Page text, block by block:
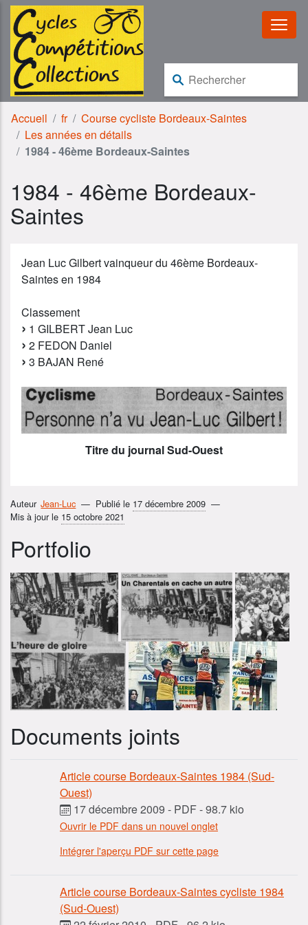
Aller au contenu
Aller à la navigation
Rechercher :
Accueil fr
Course cycliste Bordeaux-Saintes
Les années en détails
1984 - 46ème Bordeaux-Saintes
1984 - 46ème Bordeaux-
Saintes
Jean Luc Gilbert vainqueur du 46ème Bordeaux-
Saintes en 1984
Classement
1 GILBERT Jean Luc
2 FEDON Daniel
3 BAJAN René
Titre du journal Sud-Ouest
Auteur Jean-Luc Publié le 17 décembre 2009
Mis à jour le 15 octobre 2021
Portfolio
Documents joints
Article course Bordeaux-Saintes 1984 (Sud-
Ouest)
17 décembre 2009 - PDF-98.7 kio
Ouvrir le PDF dans un nouvel onglet
Intégrer l'aperçu PDF sur cette page
Article course Bordeaux-Saintes cycliste 1984
(Sud-Ouest)